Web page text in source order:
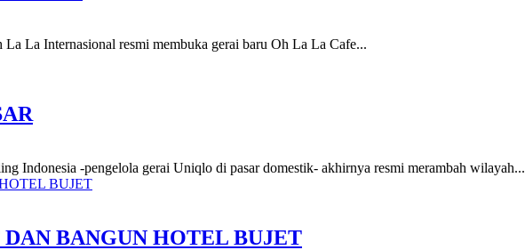
La Internasional resmi membuka gerai baru Oh La La Cafe...
Indonesia -pengelola gerai Uniqlo di pasar domestik- akhirnya resmi merambah wilayah...
DAN BANGUN HOTEL BUJET